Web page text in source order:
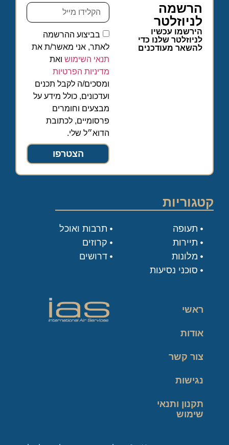
הרשמה
לניוזלטר
הירשמו עכשיו
לניוזלטר שלנו כדי
להשאר מעודכנים
בביצוע ההרשמה
לאתר, אני מאשר/ת את
תנאי השימוש ואת
מדיניות הפרטיות
ומסכים/ה לקבל תכנים
ועדכונים, כולל מידע על
מבצעים וחומרים
פרסומיים, לכתובת
הדוא״ל שלי.
הצטרפו
קטגוריות
תעופה
תיירות
מלונות
סוכני נסיעות
תרבות ואוכל
קרוזים
דרושים
ראשי
אודות
צור קשר
נגישות
תקנון ותנאי
שימוש